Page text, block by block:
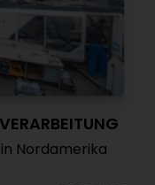
Nordamerika